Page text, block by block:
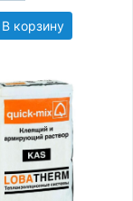
В корзину